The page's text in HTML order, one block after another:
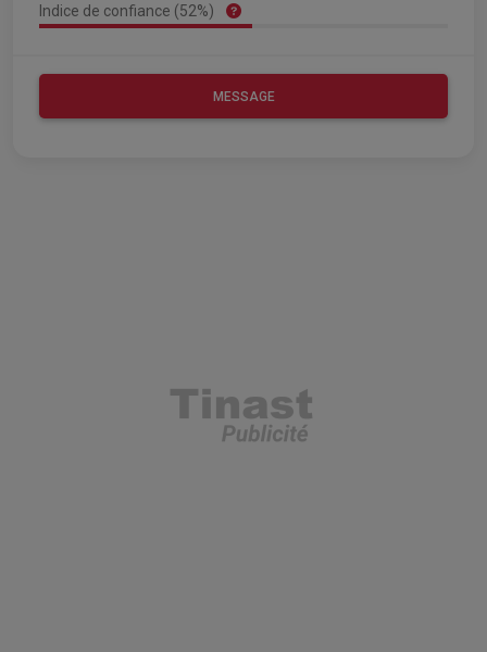
Indice de confiance (52%)
MESSAGE